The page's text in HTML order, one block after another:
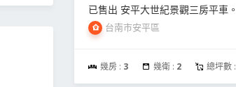
已售出 安平大世紀景觀三房平車。
台南市安平區
幾房 : 3 幾衛 : 2 總坪數 :